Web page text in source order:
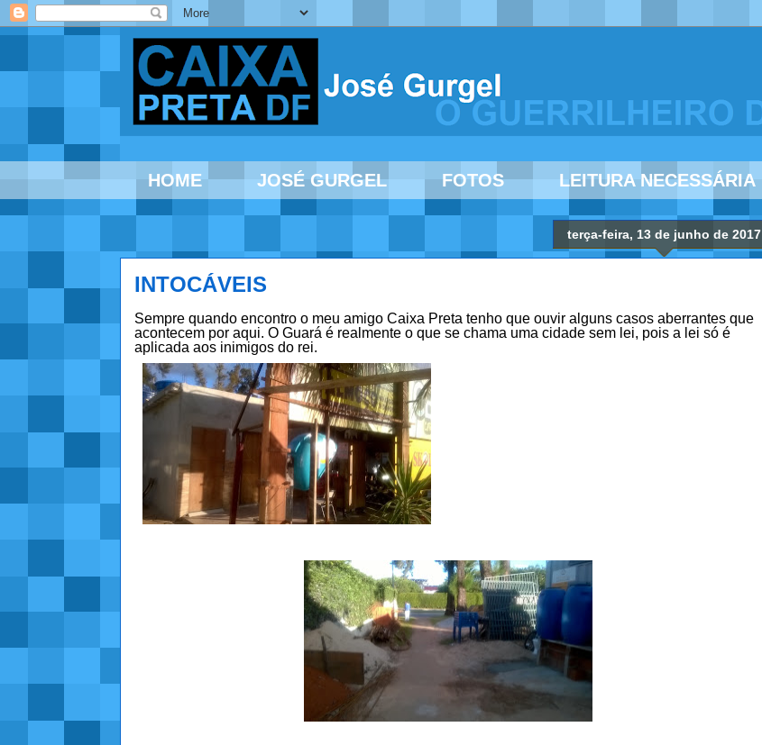
HOME JOSÉ GURGEL FOTOS LEITURA NECESSÁRIA
terça-feira, 13 de junho de 2017
INTOCÁVEIS
Sempre quando encontro o meu amigo Caixa Preta tenho que ouvir alguns casos aberrantes que
acontecem por aqui. O Guará é realmente o que se chama uma cidade sem lei, pois a lei só é
aplicada aos inimigos do rei.